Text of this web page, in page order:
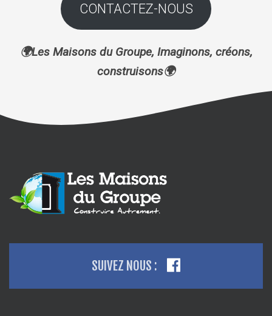
CONTACTEZ-NOUS
🌍Les Maisons du Groupe, Imaginons, créons,
construisons🌍
SUIVEZ NOUS :